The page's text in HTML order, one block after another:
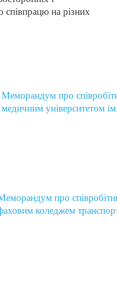
співпрацю на різних
Меморандум про
медичним університетом
про
коледжем